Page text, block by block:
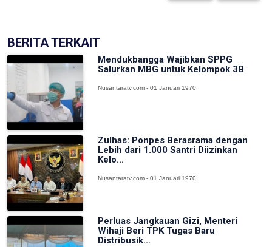
BERITA TERKAIT
Mendukbangga Wajibkan SPPG
Salurkan MBG untuk Kelompok 3B
Nusantaratv.com - 01 Januari 1970
Zulhas: Ponpes Berasrama dengan
Lebih dari 1.000 Santri Diizinkan
Kelo...
Nusantaratv.com - 01 Januari 1970
Perluas Jangkauan Gizi, Menteri
Wihaji Beri TPK Tugas Baru
Distribusik...